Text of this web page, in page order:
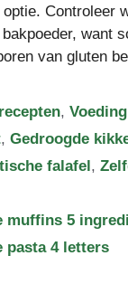
Controleer
want
van gluten
,Voeding
,Gedroogde
falafel,
muffins 5
pasta 4 letters